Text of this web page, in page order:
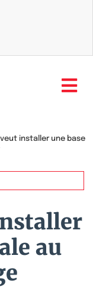
veut installer une base
au